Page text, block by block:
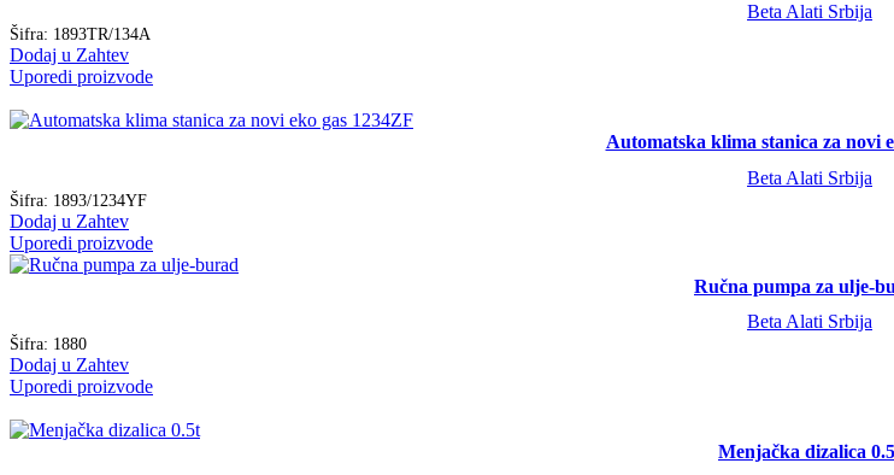
Beta Alati Srbija
Šifra: 1893TR/134A
Dodaj u Zahtev
Uporedi proizvode
Automatska klima stanica za novi
Beta Alati Srbija
Šifra: 1893/1234YF
Dodaj u Zahtev
Uporedi proizvode
Ručna pumpa za ulje-
Beta Alati Srbija
Šifra: 1880
Dodaj u Zahtev
Uporedi proizvode
Menjačka dizalica